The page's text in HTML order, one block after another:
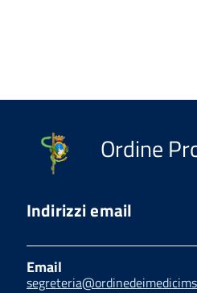
Ordine
Indirizzi email
Email